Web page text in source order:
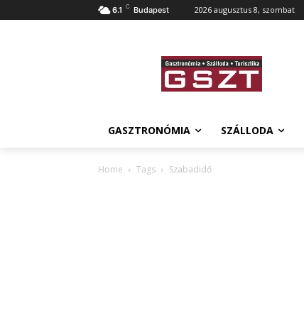
6.1 C Budapest 2026 augusztus 8, szombat
GASZTRONÓMIA SZÁLLODA
Home Tags Szabadidő